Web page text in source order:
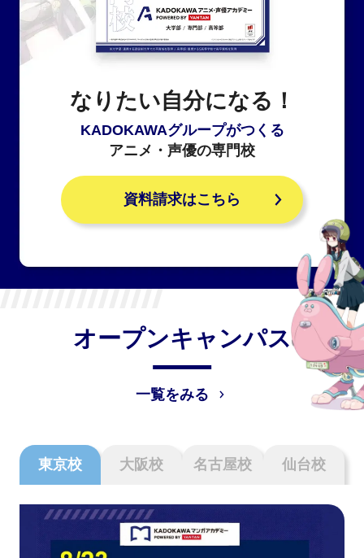
なりたい自分になる！
KADOKAWAグループがつくる
アニメ・声優の専門校
資料請求はこちら
オープンキャンパス
一覧をみる
東京校 大阪校 名古屋校 仙台校